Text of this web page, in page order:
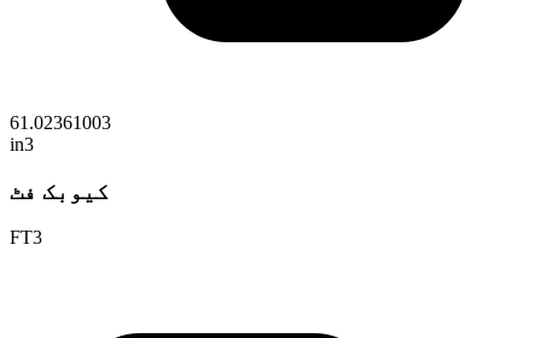
61.02361003
in3
کیوبک فٹ
FT3